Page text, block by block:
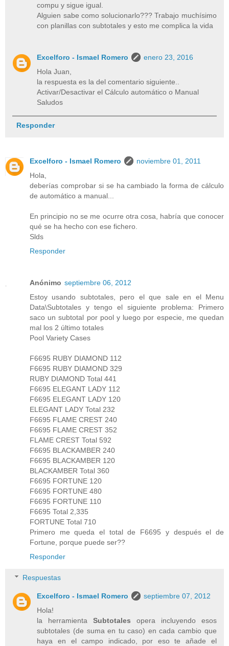
compu y sigue igual.
Alguien sabe como solucionarlo??? Trabajo muchísimo
con planillas con subtotales y esto me complica la vida
Excelforo - Ismael Romero
enero 23, 2016
Hola Juan,
la respuesta es la del comentario siguiente..
Activar/Desactivar el Cálculo automático o Manual
Saludos
Responder
Excelforo - Ismael Romero
noviembre 01, 2011
Hola,
deberías comprobar si se ha cambiado la forma de cálculo
de automático a manual...
En principio no se me ocurre otra cosa, habría que conocer
qué se ha hecho con ese fichero.
Slds
Responder
Anónimo septiembre 06, 2012
Estoy usando subtotales, pero el que sale en el Menu
Data\Subtotales y tengo el siguiente problema: Primero
saco un subtotal por pool y luego por especie, me quedan
mal los 2 último totales
Pool Variety Cases
F6695 RUBY DIAMOND 112
F6695 RUBY DIAMOND 329
RUBY DIAMOND Total 441
F6695 ELEGANT LADY 112
F6695 ELEGANT LADY 120
ELEGANT LADY Total 232
F6695 FLAME CREST 240
F6695 FLAME CREST 352
FLAME CREST Total 592
F6695 BLACKAMBER 240
F6695 BLACKAMBER 120
BLACKAMBER Total 360
F6695 FORTUNE 120
F6695 FORTUNE 480
F6695 FORTUNE 110
F6695 Total 2,335
FORTUNE Total 710
Primero me queda el total de F6695 y después el de
Fortune, porque puede ser??
Responder
Respuestas
Excelforo - Ismael Romero
septiembre 07, 2012
Hola!
la herramientaSubtotales opera incluyendo esos
subtotales (de suma en tu caso) en cada cambio que
haya en el campo indicado, por eso te añade el